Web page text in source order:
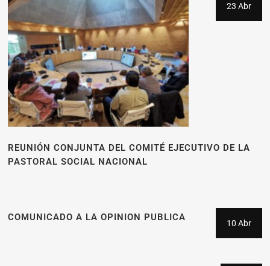
23 Abr
REUNIÓN CONJUNTA DEL COMITÉ EJECUTIVO DE LA
PASTORAL SOCIAL NACIONAL
10 Abr
COMUNICADO A LA OPINION PUBLICA